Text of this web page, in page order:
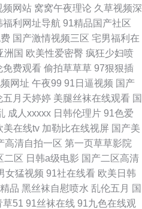
频网站 窝窝午夜理论 久草视频深
福利网址导航 91精品国产社区
国产激情视频三区 宅男福利在
洲国 欧美性爱密臀 疯狂少妇喷
免费观看 偷拍草草草 97狠狠插
网址 午夜99 91日逼视频 国产
五月天婷婷 美腿丝袜在线观看 国
成人xxxxx 日韩伦理片 91色爱
美在线tv 加勒比在线视屏 国产美
高清自拍一区 第一页草草影院
二区 日韩a级电影 国产二区高清
女猛视频 91社在线看 欧美日韩
品 黑丝袜自慰喷水 乱伦五月 国
草51 91丝袜在线 91九色在线观